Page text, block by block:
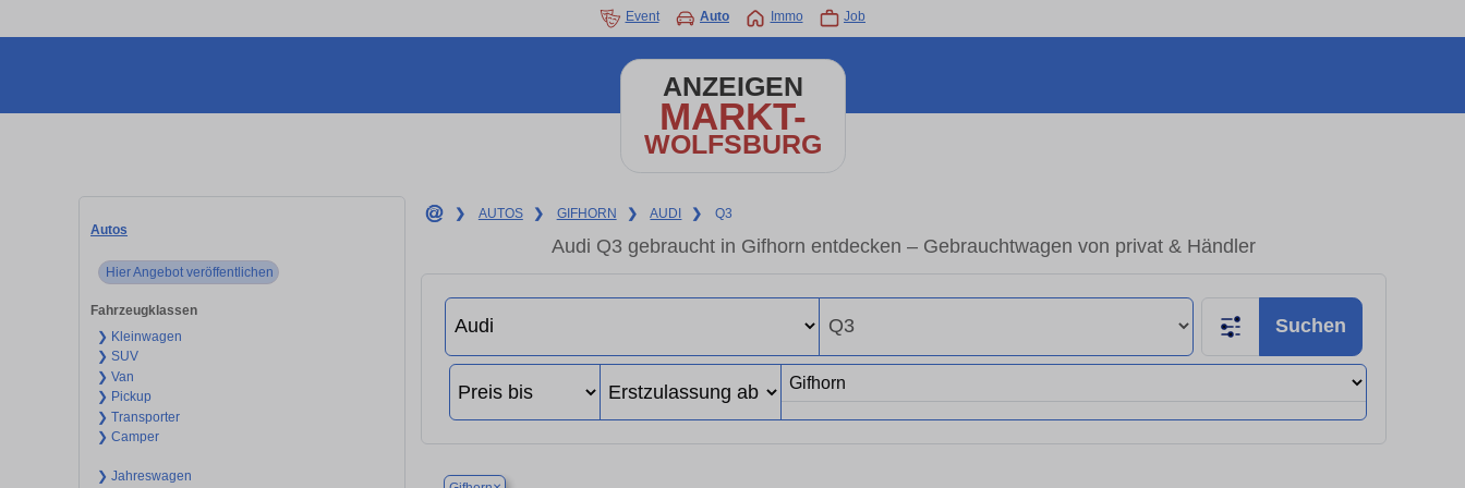
Event Auto Immo Job
ANZEIGEN
MARKT-
WOLFSBURG
Autos
Hier Angebot veröffentlichen
Fahrzeugklassen
❯ Kleinwagen
❯ SUV
❯ Van
❯ Pickup
❯ Transporter
❯ Camper
❯ Jahreswagen
❯ AUTOS ❯ GIFHORN ❯ AUDI ❯ Q3
Audi Q3 gebraucht in Gifhorn entdecken – Gebrauchtwagen von privat & Händler
Suchen